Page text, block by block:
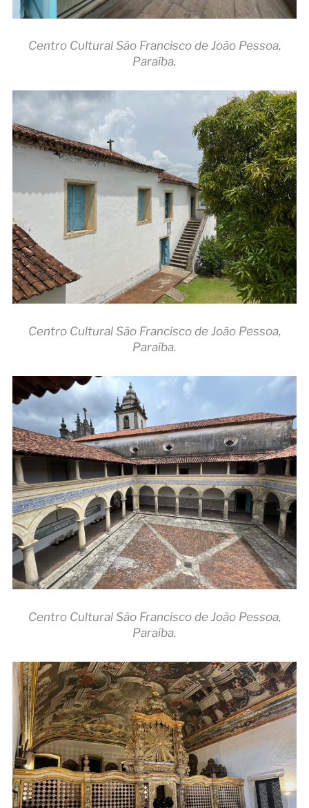
Centro Cultural São Francisco de João Pessoa,
Paraíba.
Centro Cultural São Francisco de João Pessoa,
Paraíba.
Centro Cultural São Francisco de João Pessoa,
Paraíba.